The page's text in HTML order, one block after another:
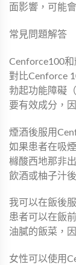
面影響，可能
常見問題解答
Cenforce100和
對比Cenforce
勃起功能障礙
要有效成分，
煙酒後服用
如果患者在吸
櫞酸西地那非
飲酒或柚子汁
我可以在飯後
患者可以在飯
油膩的飯菜，
女性可以使用